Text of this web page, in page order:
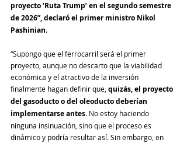
proyecto ‘Ruta Trump’ en el segundo semestre
de 2026”, declaró el primer ministro Nikol
Pashinian.
“Supongo que el ferrocarril será el primer
proyecto, aunque no descarto que la viabilidad
económica y el atractivo de la inversión
finalmente hagan definir que, quizás,el proyecto
del gasoducto o del oleoducto deberían
implementarse antes. No estoy haciendo
ninguna insinuación, sino que el proceso es
dinámico y podría resultar así. Sin embargo, en